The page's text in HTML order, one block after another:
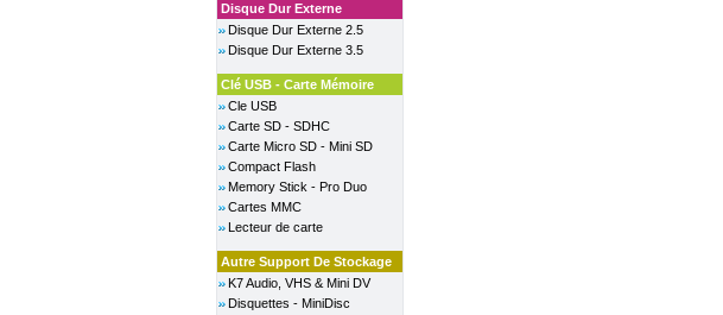
Disque Dur Externe
Disque Dur Externe 2.5
Disque Dur Externe 3.5
Clé USB - Carte Mémoire
Cle USB
Carte SD - SDHC
Carte Micro SD - Mini SD
Compact Flash
Memory Stick - Pro Duo
Cartes MMC
Lecteur de carte
Autre Support De Stockage
K7 Audio, VHS & Mini DV
Disquettes - MiniDisc